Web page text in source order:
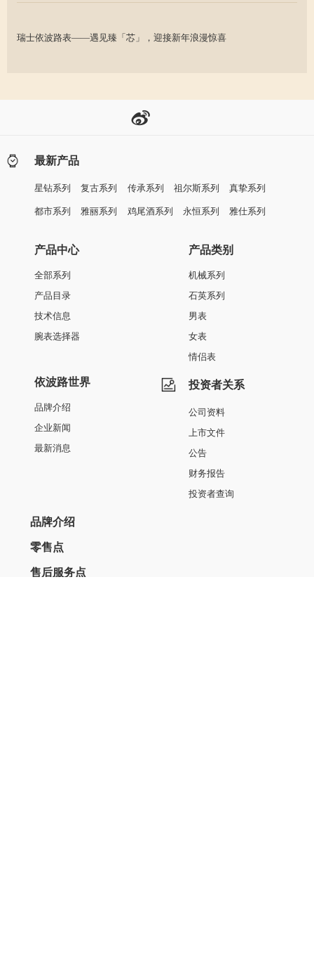
瑞士依波路表——遇见臻「芯」，迎接新年浪漫惊喜
最新产品
星钻系列 复古系列 传承系列 祖尔斯系列 真挚系列
都市系列 雅丽系列 鸡尾酒系列 永恒系列 雅仕系列
产品中心
全部系列
产品目录
技术信息
腕表选择器
产品类别
机械系列
石英系列
男表
女表
情侣表
依波路世界
品牌介绍
企业新闻
最新消息
投资者关系
公司资料
上市文件
公告
财务报告
投资者查询
品牌介绍
零售点
售后服务点